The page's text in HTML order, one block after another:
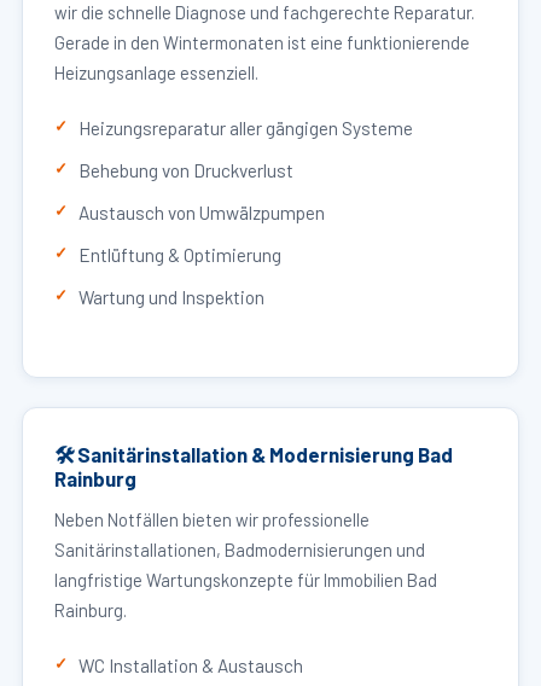
wir die schnelle Diagnose und fachgerechte Reparatur.
Gerade in den Wintermonaten ist eine funktionierende
Heizungsanlage essenziell.
Heizungsreparatur aller gängigen Systeme
Behebung von Druckverlust
Austausch von Umwälzpumpen
Entlüftung & Optimierung
Wartung und Inspektion
🛠 Sanitärinstallation & Modernisierung Bad
Rainburg
Neben Notfällen bieten wir professionelle
Sanitärinstallationen, Badmodernisierungen und
langfristige Wartungskonzepte für Immobilien Bad
Rainburg.
WC Installation & Austausch